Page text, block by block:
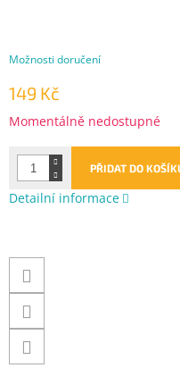
149 Kč
Měrná
Momentálně nedostupné
Možnosti doručení
PŘIDAT DO
Detailní informace